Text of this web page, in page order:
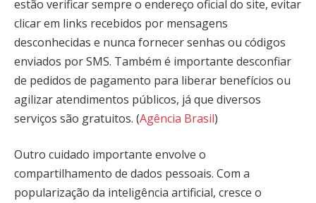
estão verificar sempre o endereço oficial do site, evitar
clicar em links recebidos por mensagens
desconhecidas e nunca fornecer senhas ou códigos
enviados por SMS. Também é importante desconfiar
de pedidos de pagamento para liberar benefícios ou
agilizar atendimentos públicos, já que diversos
serviços são gratuitos. (Agência Brasil)
Outro cuidado importante envolve o
compartilhamento de dados pessoais. Com a
popularização da inteligência artificial, cresce o